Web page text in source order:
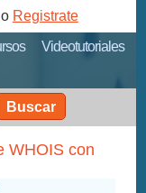
Videotutoriales
o Registrate
Buscar
WHOIS con